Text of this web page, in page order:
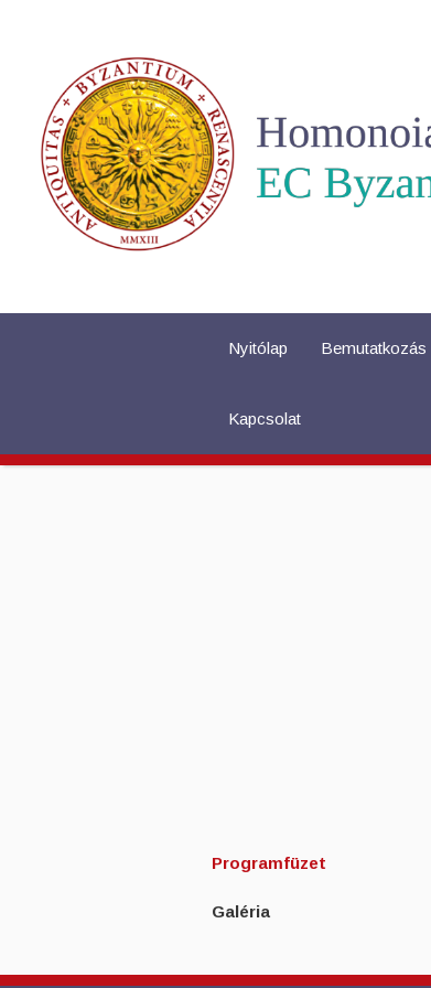
Nyitólap Bemutatkozás
Kapcsolat
Programfüzet
Galéria